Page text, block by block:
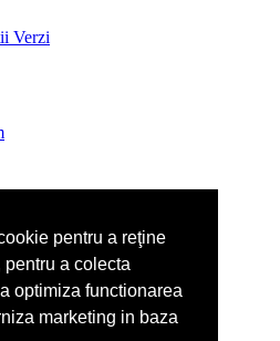
pentru a reţine
a colecta
optimiza functionarea
marketing in baza
Verzi